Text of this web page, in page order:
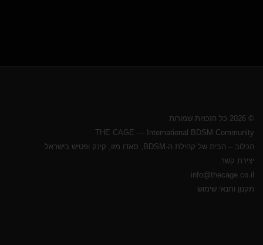
© 2026 כל הזכויות שמורות
THE CAGE — International BDSM Community
הכלוב – הבית של קהילת ה-BDSM, סאדו מזו, קינק ופטיש בישראל
יצירת קשר
info@thecage.co.il
תקנון ותנאי שימוש